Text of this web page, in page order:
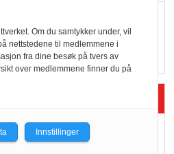
med ferdigmat
flaggskip
Om du samtykker under, vil
nettstedene til medlemmene i
fra dine besøk på tvers av
over medlemmene finner du på
Innstillinger